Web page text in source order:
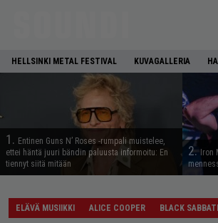
HELLSINKI METAL FESTIVAL KUVAGALLERIA
1. Entinen Guns N’ Roses -rumpali muistelee,
ettei häntä juuri bändin paluusta informoitu: En
tiennyt siitä mitään
2.
ELÄVÄ MUSIIKKI ALICE COOPER BLACK